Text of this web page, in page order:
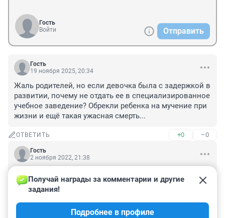
Гость
Войти
Отправить
Гость
19 ноября 2025, 20:34
Жаль родителей, но если девочка была с задержкой в
развитии, почему не отдать ее в специализированное
учебное заведение? Обрекли ребенка на мучение при
жизни и ещё такая ужасная смерть...
ОТВЕТИТЬ +0 –0
Гость
2 ноября 2022, 21:38
P. S. с повтором слов Матвея, зачем акцентировать
внимание на отсталости девочки, вот несколько раз
в тексте это втюхивают и под занавес эффектно
Получай награды за комментарии и другие
задания!
Подробнее в профиле